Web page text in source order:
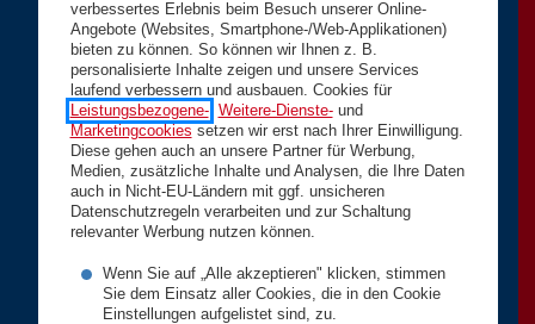
verbessertes Erlebnis beim Besuch unserer Online-
Angebote (Websites, Smartphone-/Web-Applikationen)
bieten zu können. So können wir Ihnen z. B.
personalisierte Inhalte zeigen und unsere Services
laufend verbessern und ausbauen. Cookies für
Leistungsbezogene-, Weitere-Dienste-und
Marketingcookies setzen wir erst nach Ihrer Einwilligung.
Diese gehen auch an unsere Partner für Werbung,
Medien, zusätzliche Inhalte und Analysen, die Ihre Daten
auch in Nicht-EU-Ländern mit ggf. unsicheren
Datenschutzregeln verarbeiten und zur Schaltung
relevanter Werbung nutzen können.
Wenn Sie auf „Alle akzeptieren" klicken, stimmen
Sie dem Einsatz aller Cookies, die in den Cookie
Einstellungen aufgelistet sind, zu.